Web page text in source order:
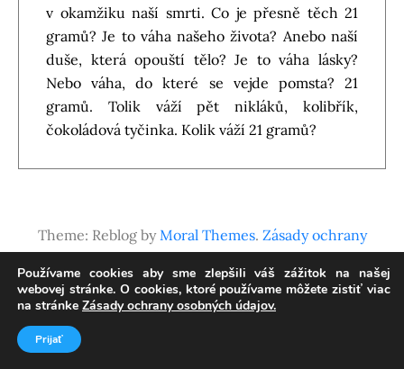
v okamžiku naší smrti. Co je přesně těch 21
gramů? Je to váha našeho života? Anebo naší
duše, která opouští tělo? Je to váha lásky?
Nebo váha, do které se vejde pomsta? 21
gramů. Tolik váží pět nikláků, kolibřík,
čokoládová tyčinka. Kolik váží 21 gramů?
Theme: Reblog byMoral Themes. Zásady ochrany
Používame cookies aby sme zlepšili váš zážitok na našej
webovej stránke. O cookies, ktoré používame môžete zistiť viac
na stránke Zásady ochrany osobných údajov.
Prijať